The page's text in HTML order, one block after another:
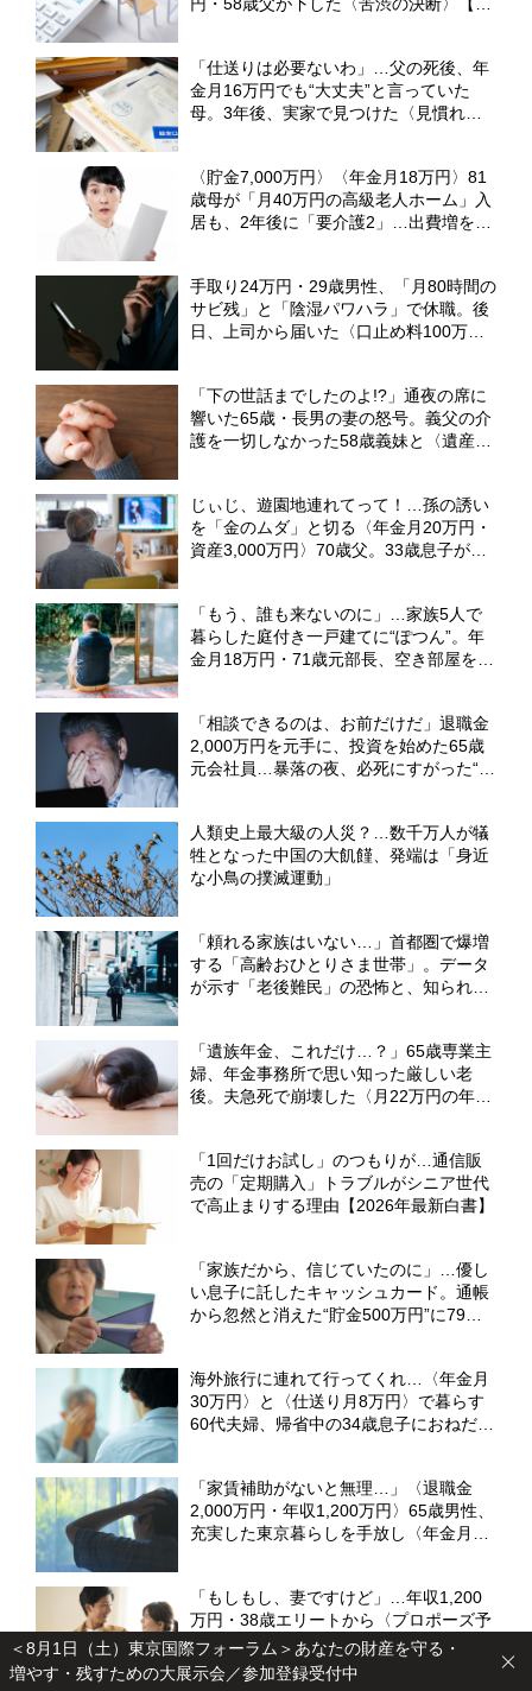
＜8月1日（土）東京国際フォーラム＞あなたの財産を守る・
増やす・残すための大展示会／参加登録受付中
「仕送りは必要ないわ」…父の死後、年
金月16万円でも“大丈夫”と言っていた
母。3年後、実家で見つけた〈見慣れな
〈貯金7,000万円〉〈年金月18万円〉81
歳母が「月40万円の高級老人ホーム」入
居も、2年後に「要介護2」…出費増を覚
手取り24万円・29歳男性、「月80時間の
サビ残」と「陰湿パワハラ」で休職。後
日、上司から届いた〈口止め料100万
「下の世話までしたのよ!?」通夜の席に
響いた65歳・長男の妻の怒号。義父の介
護を一切しなかった58歳義妹と〈遺産
じぃじ、遊園地連れてって！…孫の誘い
を「金のムダ」と切る〈年金月20万円・
資産3,000万円〉70歳父。33歳息子が
「もう、誰も来ないのに」…家族5人で
暮らした庭付き一戸建てに“ぽつん”。年
金月18万円・71歳元部長、空き部屋を持
「相談できるのは、お前だけだ」退職金
2,000万円を元手に、投資を始めた65歳
元会社員…暴落の夜、必死にすがった“ま
人類史上最大級の人災？…数千万人が犠
牲となった中国の大飢饉、発端は「身近
な小鳥の撲滅運動」
「頼れる家族はいない…」首都圏で爆増
する「高齢おひとりさま世帯」。データ
が示す「老後難民」の恐怖と、知られざ
「遺族年金、これだけ…？」65歳専業主
婦、年金事務所で思い知った厳しい老
後。夫急死で崩壊した〈月22万円の年金
「1回だけお試し」のつもりが…通信販
売の「定期購入」トラブルがシニア世代
で高止まりする理由【2026年最新白書】
「家族だから、信じていたのに」…優し
い息子に託したキャッシュカード。通帳
から忽然と消えた“貯金500万円”に79歳
海外旅行に連れて行ってくれ…〈年金月
30万円〉と〈仕送り月8万円〉で暮らす
60代夫婦、帰省中の34歳息子におねだり
「家賃補助がないと無理…」〈退職金
2,000万円・年収1,200万円〉65歳男性、
充実した東京暮らしを手放し〈年金月8
「もしもし、妻ですけど」…年収1,200
万円・38歳エリートから〈プロポーズ予
告〉を受けた31歳女性。幸せの絶頂から
一転、電話越しに請求された〈300万円